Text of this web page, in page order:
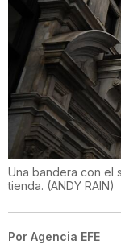
Una bandera con el
tienda. (ANDY RAIN)
Por Agencia EFE